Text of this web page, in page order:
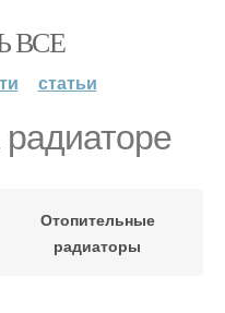
ВСЕ
статьи
Отопительные
радиаторы